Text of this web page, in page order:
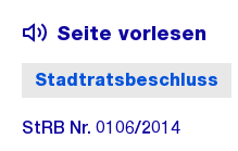
Stadtratsbeschluss
Seite vorlesen
StRB Nr. 0106/2014